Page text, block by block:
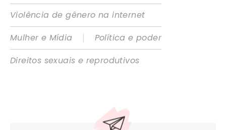
Violência de gênero na internet
Mulher e Mídia
|
Política e poder
Direitos sexuais e reprodutivos